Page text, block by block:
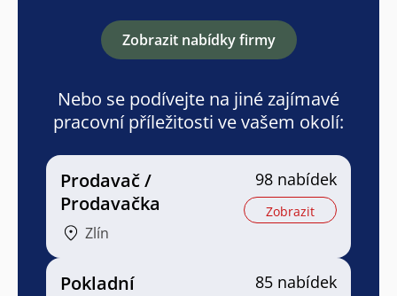
Zobrazit nabídky firmy
Nebo se podívejte na jiné zajímavé
pracovní příležitosti ve vašem okolí:
Prodavač /
Prodavačka
Zlín
98 nabídek
Zobrazit
Pokladní 85 nabídek